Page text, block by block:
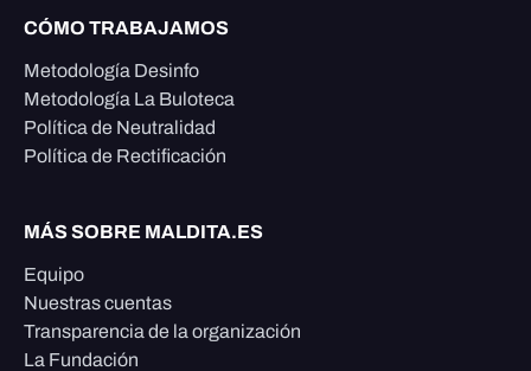
CÓMO TRABAJAMOS
Metodología Desinfo
Metodología La Buloteca
Política de Neutralidad
Política de Rectificación
MÁS SOBRE MALDITA.ES
Equipo
Nuestras cuentas
Transparencia de la organización
La Fundación